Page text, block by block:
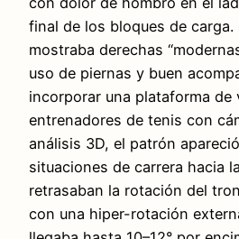
final de los bloques de carga.
mostraba derechas
uso de piernas y buen
incorporar una plataforma de
entrenadores de tenis con
análisis 3D, el patrón
situaciones de carrera hacia
retrasaban la rotación del
con una hiper-rotación